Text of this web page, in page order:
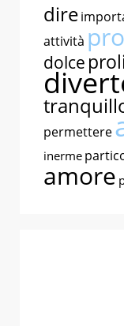
dire
attività
dolce
permettere
inerme
amore